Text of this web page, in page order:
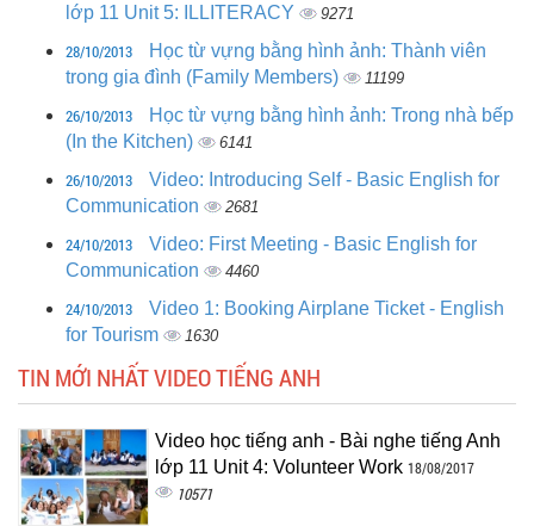
lớp 11 Unit 5: ILLITERACY
9271
28/10/2013
Học từ vựng bằng hình ảnh: Thành viên
trong gia đình (Family Members)
11199
26/10/2013
Học từ vựng bằng hình ảnh: Trong nhà bếp
(In the Kitchen)
6141
26/10/2013
Video: Introducing Self - Basic English for
Communication
2681
24/10/2013
Video: First Meeting - Basic English for
Communication
4460
24/10/2013
Video 1: Booking Airplane Ticket - English
for Tourism
1630
TIN MỚI NHẤT VIDEO TIẾNG ANH
Video học tiếng anh - Bài nghe tiếng Anh
lớp 11 Unit 4: Volunteer Work 18/08/2017
10571